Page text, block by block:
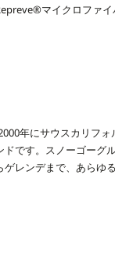
マイクロファイ
年にサウスカリフ
です。スノーゴーグ
レンデまで、あらゆ